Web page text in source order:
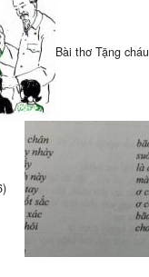
Bài thơ Tặng cháu